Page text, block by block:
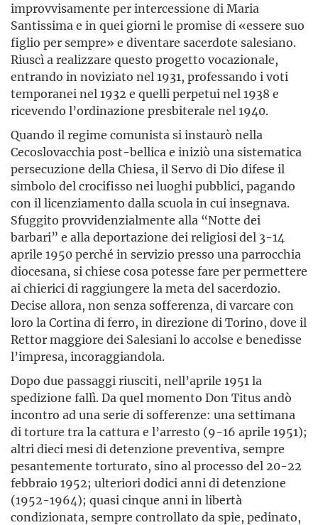
improvvisamente per intercessione di Maria
Santissima e in quei giorni le promise di «essere suo
figlio per sempre» e diventare sacerdote salesiano.
Riuscì a realizzare questo progetto vocazionale,
entrando in noviziato nel 1931, professando i voti
temporanei nel 1932 e quelli perpetui nel 1938 e
ricevendo l’ordinazione presbiterale nel 1940.
Quando il regime comunista si instaurò nella
Cecoslovacchia post-bellica e iniziò una sistematica
persecuzione della Chiesa, il Servo di Dio difese il
simbolo del crocifisso nei luoghi pubblici, pagando
con il licenziamento dalla scuola in cui insegnava.
Sfuggito provvidenzialmente alla “Notte dei
barbari” e alla deportazione dei religiosi del 3-14
aprile 1950 perché in servizio presso una parrocchia
diocesana, si chiese cosa potesse fare per permettere
ai chierici di raggiungere la meta del sacerdozio.
Decise allora, non senza sofferenza, di varcare con
loro la Cortina di ferro, in direzione di Torino, dove il
Rettor maggiore dei Salesiani lo accolse e benedisse
l’impresa, incoraggiandola.
Dopo due passaggi riusciti, nell’aprile 1951 la
spedizione fallì. Da quel momento Don Titus andò
incontro ad una serie di sofferenze: una settimana
di torture tra la cattura e l’arresto (9-16 aprile 1951);
altri dieci mesi di detenzione preventiva, sempre
pesantemente torturato, sino al processo del 20-22
febbraio 1952; ulteriori dodici anni di detenzione
(1952-1964); quasi cinque anni in libertà
condizionata, sempre controllato da spie, pedinato,